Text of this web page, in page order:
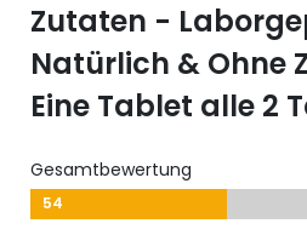
Zutaten -
Natürlich & Ohne
Eine Tablet alle 2
Gesamtbewertung
54